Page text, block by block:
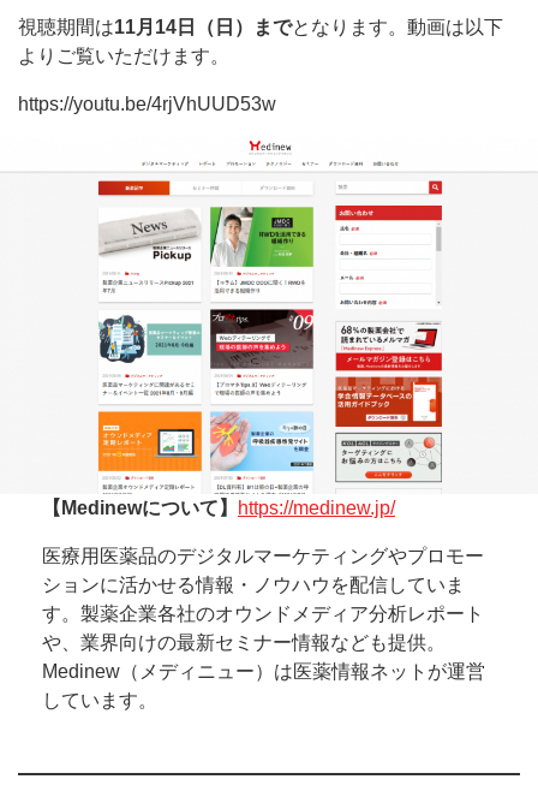
視聴期間は11月14日（日）までとなります。動画は以下
よりご覧いただけます。
https://youtu.be/4rjVhUUD53w
【Medinewについて】 https://medinew.jp/
医療用医薬品のデジタルマーケティングやプロモー
ションに活かせる情報・ノウハウを配信していま
す。製薬企業各社のオウンドメディア分析レポート
や、業界向けの最新セミナー情報なども提供。
Medinew（メディニュー）は医薬情報ネットが運営
しています。